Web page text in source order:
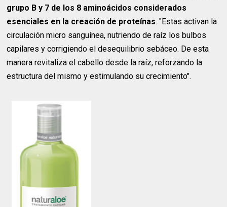
grupo B y 7 de los 8 aminoácidos considerados
esenciales en la creación de proteínas. "Estas activan la
circulación micro sanguínea, nutriendo de raíz los bulbos
capilares y corrigiendo el desequilibrio sebáceo. De esta
manera revitaliza el cabello desde la raíz, reforzando la
estructura del mismo y estimulando su crecimiento".